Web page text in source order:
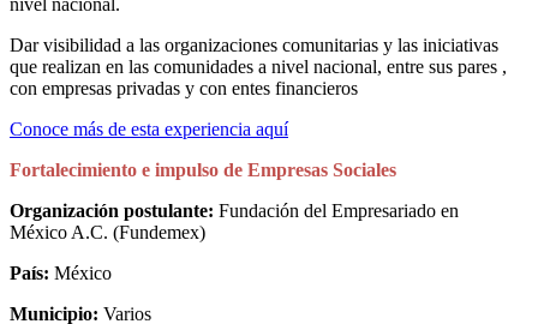
Dar visibilidad a las organizaciones comunitarias y las iniciativas
que realizan en las comunidades a nivel nacional, entre sus pares ,
con empresas privadas y con entes financieros
Conoce más de esta experiencia aquí
Fortalecimiento e impulso de Empresas Sociales
Organización postulante: Fundación del Empresariado en
México A.C. (Fundemex)
País: México
Municipio: Varios